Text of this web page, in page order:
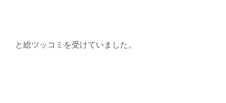
と総ツッコミを受けていました。